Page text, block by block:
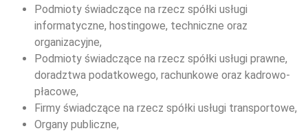
Podmioty świadczące na rzecz spółki usługi
informatyczne, hostingowe, techniczne oraz
organizacyjne,
Podmioty świadczące na rzecz spółki usługi prawne,
doradztwa podatkowego, rachunkowe oraz kadrowo-
płacowe,
Firmy świadczące na rzecz spółki usługi transportowe,
Organy publiczne,